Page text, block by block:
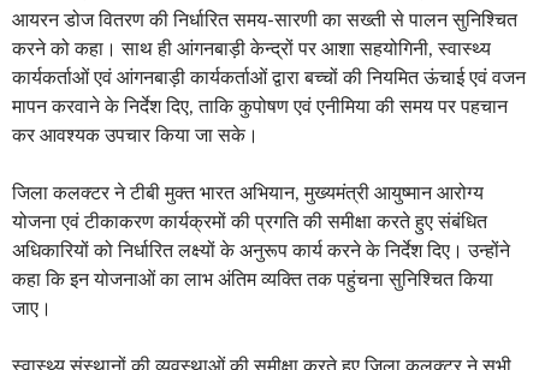
आयरन डोज वितरण की निर्धारित समय-सारणी का सख्ती से पालन सुनिश्चित
करने को कहा। साथ ही आंगनबाड़ी केन्द्रों पर आशा सहयोगिनी, स्वास्थ्य
कार्यकर्ताओं एवं आंगनबाड़ी कार्यकर्ताओं द्वारा बच्चों की नियमित ऊंचाई एवं वजन
मापन करवाने के निर्देश दिए, ताकि कुपोषण एवं एनीमिया की समय पर पहचान
कर आवश्यक उपचार किया जा सके।
जिला कलक्टर ने टीबी मुक्त भारत अभियान, मुख्यमंत्री आयुष्मान आरोग्य
योजना एवं टीकाकरण कार्यक्रमों की प्रगति की समीक्षा करते हुए संबंधित
अधिकारियों को निर्धारित लक्ष्यों के अनुरूप कार्य करने के निर्देश दिए। उन्होंने
कहा कि इन योजनाओं का लाभ अंतिम व्यक्ति तक पहुंचना सुनिश्चित किया
जाए।
स्वास्थ्य संस्थानों की व्यवस्थाओं की समीक्षा करते हुए जिला कलक्टर ने सभी